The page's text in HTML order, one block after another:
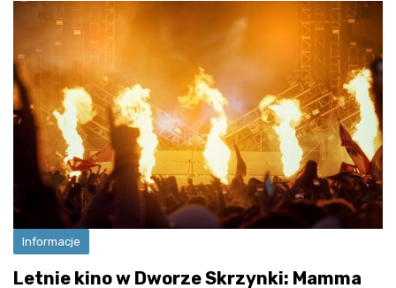
Informacje
Letnie kino w Dworze Skrzynki: Mamma